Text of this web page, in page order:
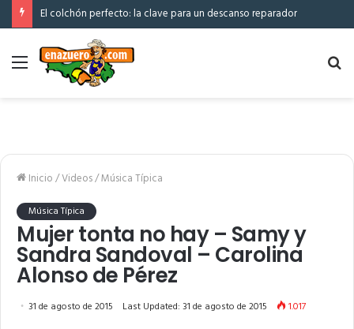
El colchón perfecto: la clave para un descanso reparador
Menú
Inicio/Videos/Música Típica
Música Típica
Mujer tonta no hay – Samy y
Sandra Sandoval – Carolina
Alonso de Pérez
31 de agosto de 2015 Last Updated: 31 de agosto de 2015 1.017